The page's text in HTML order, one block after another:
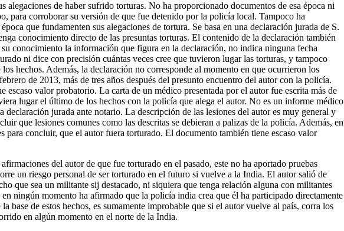
alegaciones de haber sufrido torturas. No ha proporcionado documentos de esa época ni
para corroborar su versión de que fue detenido por la policía local. Tampoco ha
que fundamenten sus alegaciones de tortura. Se basa en una declaración jurada de S.
conocimiento directo de las presuntas torturas. El contenido de la declaración también
conocimiento la información que figura en la declaración, no indica ninguna fecha
ni dice con precisión cuántas veces cree que tuvieron lugar las torturas, y tampoco
hechos. Además, la declaración no corresponde al momento en que ocurrieron los
de 2013, más de tres años después del presunto encuentro del autor con la policía.
escaso valor probatorio. La carta de un médico presentada por el autor fue escrita más de
lugar el último de los hechos con la policía que alega el autor. No es un informe médico
declaración jurada ante notario. La descripción de las lesiones del autor es muy general y
que lesiones comunes como las descritas se debieran a palizas de la policía. Además, en
para concluir, que el autor fuera torturado. El documento también tiene escaso valor
del autor de que fue torturado en el pasado, este no ha aportado pruebas
un riesgo personal de ser torturado en el futuro si vuelve a la India. El autor salió de
que sea un militante sij destacado, ni siquiera que tenga relación alguna con militantes
ningún momento ha afirmado que la policía india crea que él ha participado directamente
base de estos hechos, es sumamente improbable que si el autor vuelve al país, corra los
en algún momento en el norte de la India.